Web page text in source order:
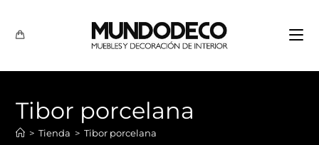
Tibor porcelana
> Tienda > Tibor porcelana